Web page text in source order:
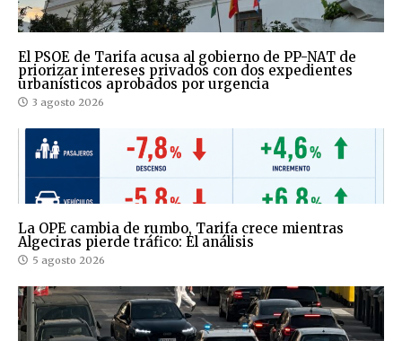
El PSOE de Tarifa acusa al gobierno de PP-NAT de
priorizar intereses privados con dos expedientes
urbanísticos aprobados por urgencia
3 agosto 2026
La OPE cambia de rumbo, Tarifa crece mientras
Algeciras pierde tráfico: El análisis
5 agosto 2026